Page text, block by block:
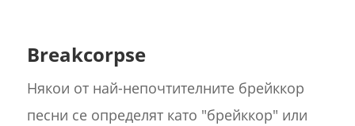
Breakcorpse
Някои от най-непочтителните брейккор
песни се определят като "брейккор" или